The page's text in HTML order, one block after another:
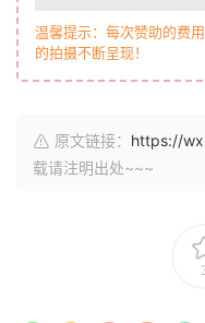
温馨提示：每次赞助的费
的拍摄不断呈现！
原文链接： https://
载请注明出处~~~